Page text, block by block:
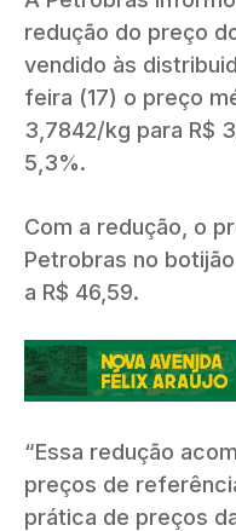
redução do preço
vendido às
feira (17) o preço
3,7842/kg para R$
5,3%.
Com a redução, o
Petrobras no
a R$ 46,59.
“Essa redução
preços de
prática de preços